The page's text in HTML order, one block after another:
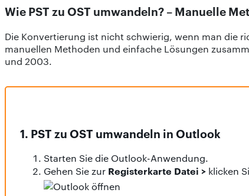
Wie PST zu OST umwandeln? – Manuelle
Die Konvertierung ist nicht schwierig, wenn man die
manuellen Methoden und einfache Lösungen
und 2003.
1. PST zu OST umwandeln in Outlook
Starten Sie die Outlook-Anwendung.
Gehen Sie zur Registerkarte Datei > klicken